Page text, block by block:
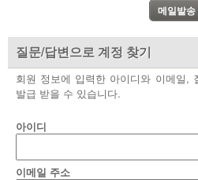
질문/답변으로 계정 찾기
회원 정보에 입력한 아이디와 이메일,
발급 받을 수 있습니다.
아이디
이메일 주소
부설기관
업무